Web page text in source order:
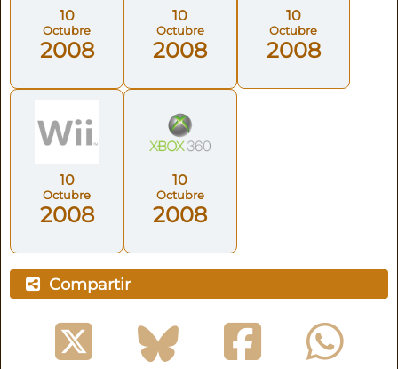
10
Octubre
2008
10
Octubre
2008
10
Octubre
2008
10
Octubre
2008
10
Octubre
2008
Compartir